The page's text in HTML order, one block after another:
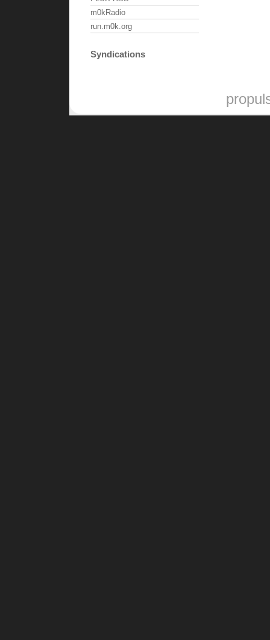
m0kRadio
run.m0k.org
Syndications